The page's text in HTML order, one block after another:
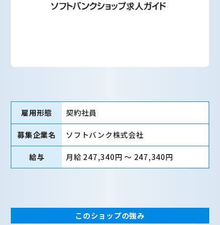
雇用形態 契約社員
募集企業名 ソフトバンク株式会社
給与 月給 247,340円 〜 247,340円
このショップの強み